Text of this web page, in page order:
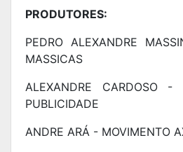
PRODUTORES:
PEDRO ALEXANDRE
MASSICAS
ALEXANDRE CARDOSO -
PUBLICIDADE
ANDRE ARÁ - MOVIMENTO